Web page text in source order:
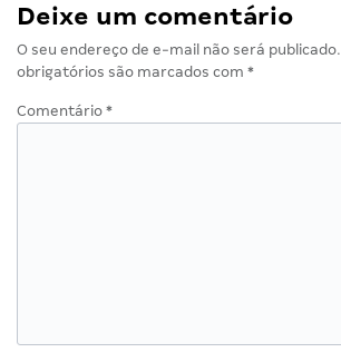
Deixe um comentário
O seu endereço de e-mail não será publicado.
obrigatórios são marcados com *
Comentário *